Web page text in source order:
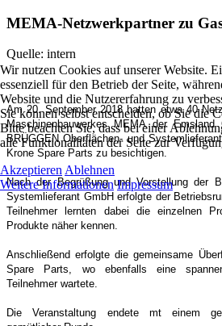
MEMA-Netzwerkpartner zu
Quelle: intern
Am 20. September 2018 hatten etwa 40
Maschinenbauwerkes MEMA der
BRÜGGEN Oberflächen- und
Krone Spare Parts zu besichtigen.
Nach der Begrüßung und Vorstellung der
Systemlieferant GmbH erfolgte der
Teilnehmer lernten dabei die einzelnen
Produkte näher kennen.
Anschließend erfolgte die gemeinsame
Spare Parts, wo ebenfalls eine
Teilnehmer wartete.
Die Veranstaltung endete mt einem
Wir nutzen Cookies auf unserer Website.
essenziell für den Betrieb der Seite,
Website und die Nutzererfahrung zu
Sie können selbst entscheiden, ob Sie die
Bitte beachten Sie, dass bei einer
alle Funktionalitäten der Seite zur
Akzeptieren Ablehnen
Weitere Informationen Impressum